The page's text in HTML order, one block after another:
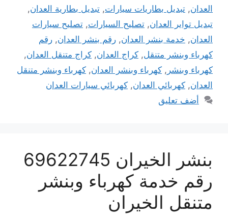
العدان, تبديل بطاريات سيارات, تبديل بطارية العدان,
تبديل تواير العدان, تصليح السيارات, تصليح سيارات
العدان, خدمة بنشر العدان, رقم بنشر العدان, رقم
كهرباء وبنشر متنقل, كراج العدان, كراج متنقل العدان,
كهرباء وبنشر , كهرباء وبنشر العدان, كهرباء وبنشر متنقل
العدان, كهربائي العدان, كهربائي سيارات العدان
أضف تعليق
بنشر الخيران 69622745
رقم خدمة كهرباء وبنشر
متنقل الخيران